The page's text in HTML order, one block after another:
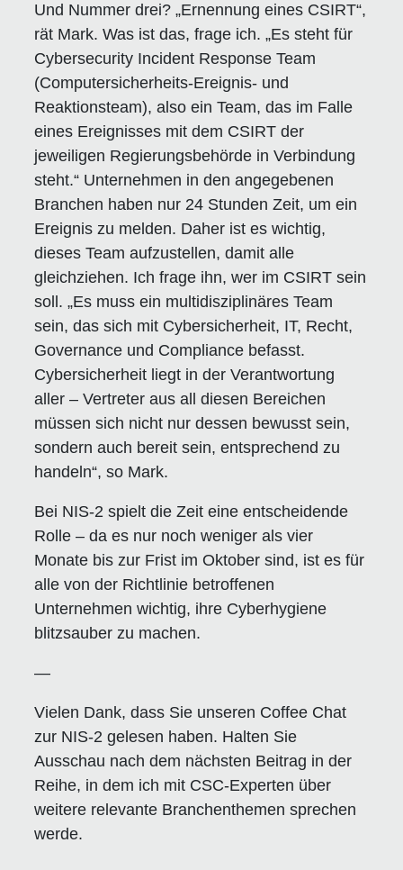
Und Nummer drei? „Ernennung eines CSIRT“,
rät Mark. Was ist das, frage ich. „Es steht für
Cybersecurity Incident Response Team
(Computersicherheits-Ereignis- und
Reaktionsteam), also ein Team, das im Falle
eines Ereignisses mit dem CSIRT der
jeweiligen Regierungsbehörde in Verbindung
steht.“ Unternehmen in den angegebenen
Branchen haben nur 24 Stunden Zeit, um ein
Ereignis zu melden. Daher ist es wichtig,
dieses Team aufzustellen, damit alle
gleichziehen. Ich frage ihn, wer im CSIRT sein
soll. „Es muss ein multidisziplinäres Team
sein, das sich mit Cybersicherheit, IT, Recht,
Governance und Compliance befasst.
Cybersicherheit liegt in der Verantwortung
aller – Vertreter aus all diesen Bereichen
müssen sich nicht nur dessen bewusst sein,
sondern auch bereit sein, entsprechend zu
handeln“, so Mark.
Bei NIS-2 spielt die Zeit eine entscheidende
Rolle – da es nur noch weniger als vier
Monate bis zur Frist im Oktober sind, ist es für
alle von der Richtlinie betroffenen
Unternehmen wichtig, ihre Cyberhygiene
blitzsauber zu machen.
—
Vielen Dank, dass Sie unseren Coffee Chat
zur NIS-2 gelesen haben. Halten Sie
Ausschau nach dem nächsten Beitrag in der
Reihe, in dem ich mit CSC-Experten über
weitere relevante Branchenthemen sprechen
werde.